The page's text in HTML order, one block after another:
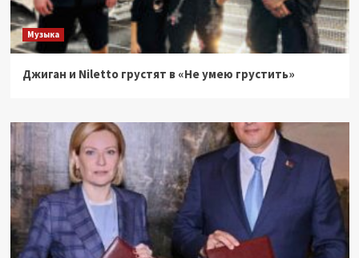
Музыка
Джиган и Niletto грустят в «Не умею грустить»